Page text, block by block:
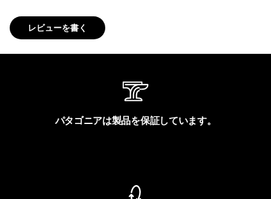
レビューを書く
パタゴニアは製品を保証しています。